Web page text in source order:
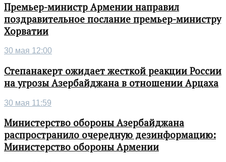
Премьер-министр Армении направил
поздравительное послание премьер-министру
Хорватии
30 мая 12:00
Степанакерт ожидает жесткой реакции России
на угрозы Азербайджана в отношении Арцаха
30 мая 11:59
Министерство обороны Азербайджана
распространило очередную дезинформацию:
Министерство обороны Армении